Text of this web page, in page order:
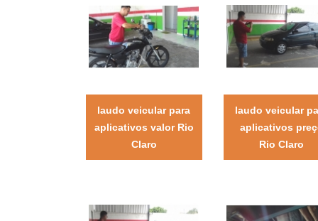
laudo veicular para
aplicativos valor Rio
Claro
laudo veicular
aplicativos
Rio Claro